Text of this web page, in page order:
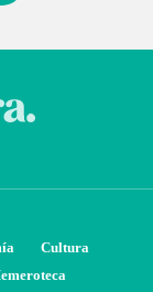
Cultura